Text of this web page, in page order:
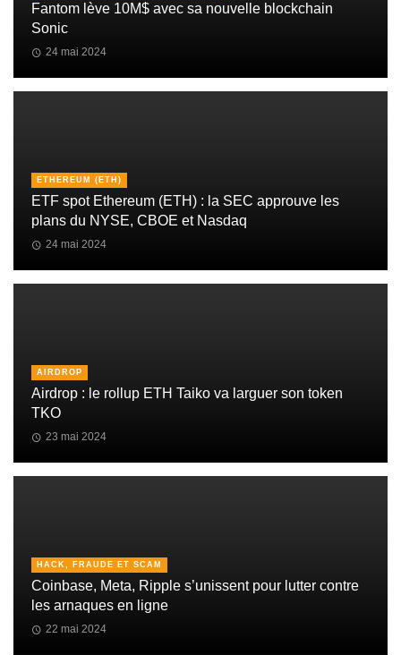
Fantom lève 10M$ avec sa nouvelle blockchain
Sonic
24 mai 2024
ETHEREUM (ETH)
ETF spot Ethereum (ETH) : la SEC approuve les
plans du NYSE, CBOE et Nasdaq
24 mai 2024
AIRDROP
Airdrop : le rollup ETH Taiko va larguer son token
TKO
23 mai 2024
HACK, FRAUDE ET SCAM
Coinbase, Meta, Ripple s’unissent pour lutter contre
les arnaques en ligne
22 mai 2024